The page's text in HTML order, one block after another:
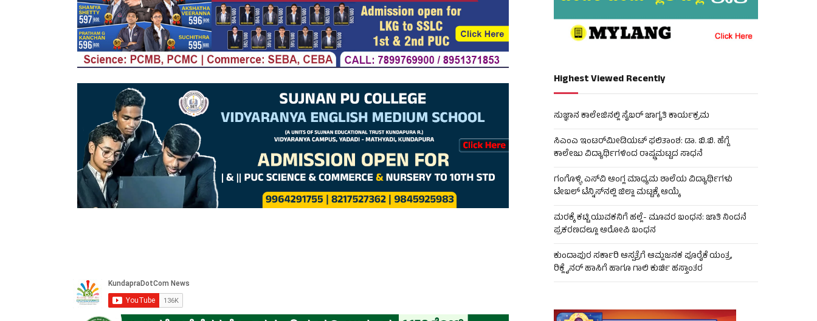
Highest Viewed Recently
ಸುಜ್ಞಾನ ಕಾಲೇಜಿನಲ್ಲಿ ಸೈಬರ್ ಜಾಗೃತಿ ಕಾರ್ಯಕ್ರಮ
ಸಿಎಂಎ ಇಂಟರ್‌ಮೀಡಿಯಟ್ ಫಲಿತಾಂಶ: ಡಾ. ಬಿ.ಬಿ. ಹೆಗ್ಡೆ
ಕಾಲೇಜು ವಿದ್ಯಾರ್ಥಿಗಳಿಂದ ರಾಷ್ಟ್ರಮಟ್ಟದ ಸಾಧನೆ
ಗಂಗೊಳ್ಳಿ ಎಸ್‌ವಿ ಆಂಗ್ಲ ಮಾಧ್ಯಮ ಶಾಲೆಯ ವಿದ್ಯಾರ್ಥಿಗಳು
ಟೇಬಲ್‌ ಟೆನ್ನಿಸ್‌ನಲ್ಲಿ ಜಿಲ್ಲಾ ಮಟ್ಟಕ್ಕೆ ಆಯ್ಕೆ
ಮರಕ್ಕೆ ಕಟ್ಟಿ ಯುವಕನಿಗೆ ಹಲ್ಲೆ- ಮೂವರ ಬಂಧನ: ಜಾತಿ ನಿಂದನೆ
ಪ್ರಕರಣದಲ್ಲೂ ಆರೋಪಿ ಬಂಧನ
ಕುಂದಾಪುರ ಸರ್ಕಾರಿ ಆಸ್ಪತ್ರೆಗೆ ಆಮ್ಲಜನಕ ಪೂರೈಕೆ ಯಂತ್ರ,
ರಿಕ್ಲೈನರ್ ಹಾಸಿಗೆ ಹಾಗೂ ಗಾಲಿ ಕುರ್ಚಿ ಹಸ್ತಾಂತರ